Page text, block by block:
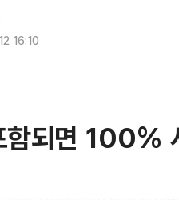
16:10
함되면 100%